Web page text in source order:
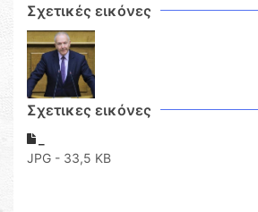
Σχετικές εικόνες
Σχετικες εικόνες
JPG - 33,5 KB